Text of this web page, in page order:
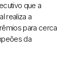
que a
realiza a
para cerca
da